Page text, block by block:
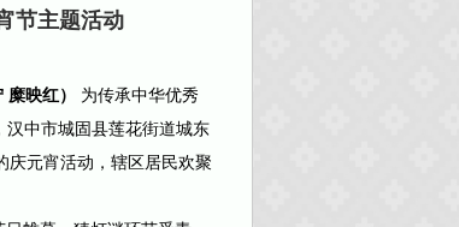
节主题活动
映红）
为传承中华优秀
汉中市城固县莲花街道城东
庆元宵活动，辖区居民欢聚